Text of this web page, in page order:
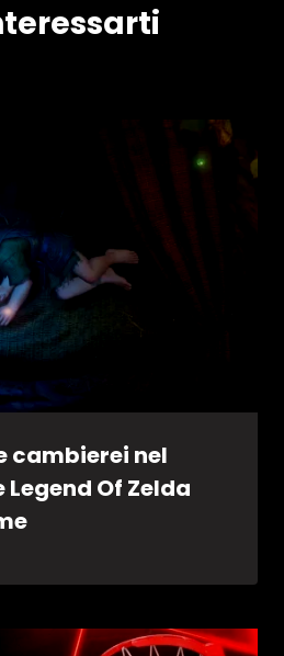
cambierei nel
Of Zelda